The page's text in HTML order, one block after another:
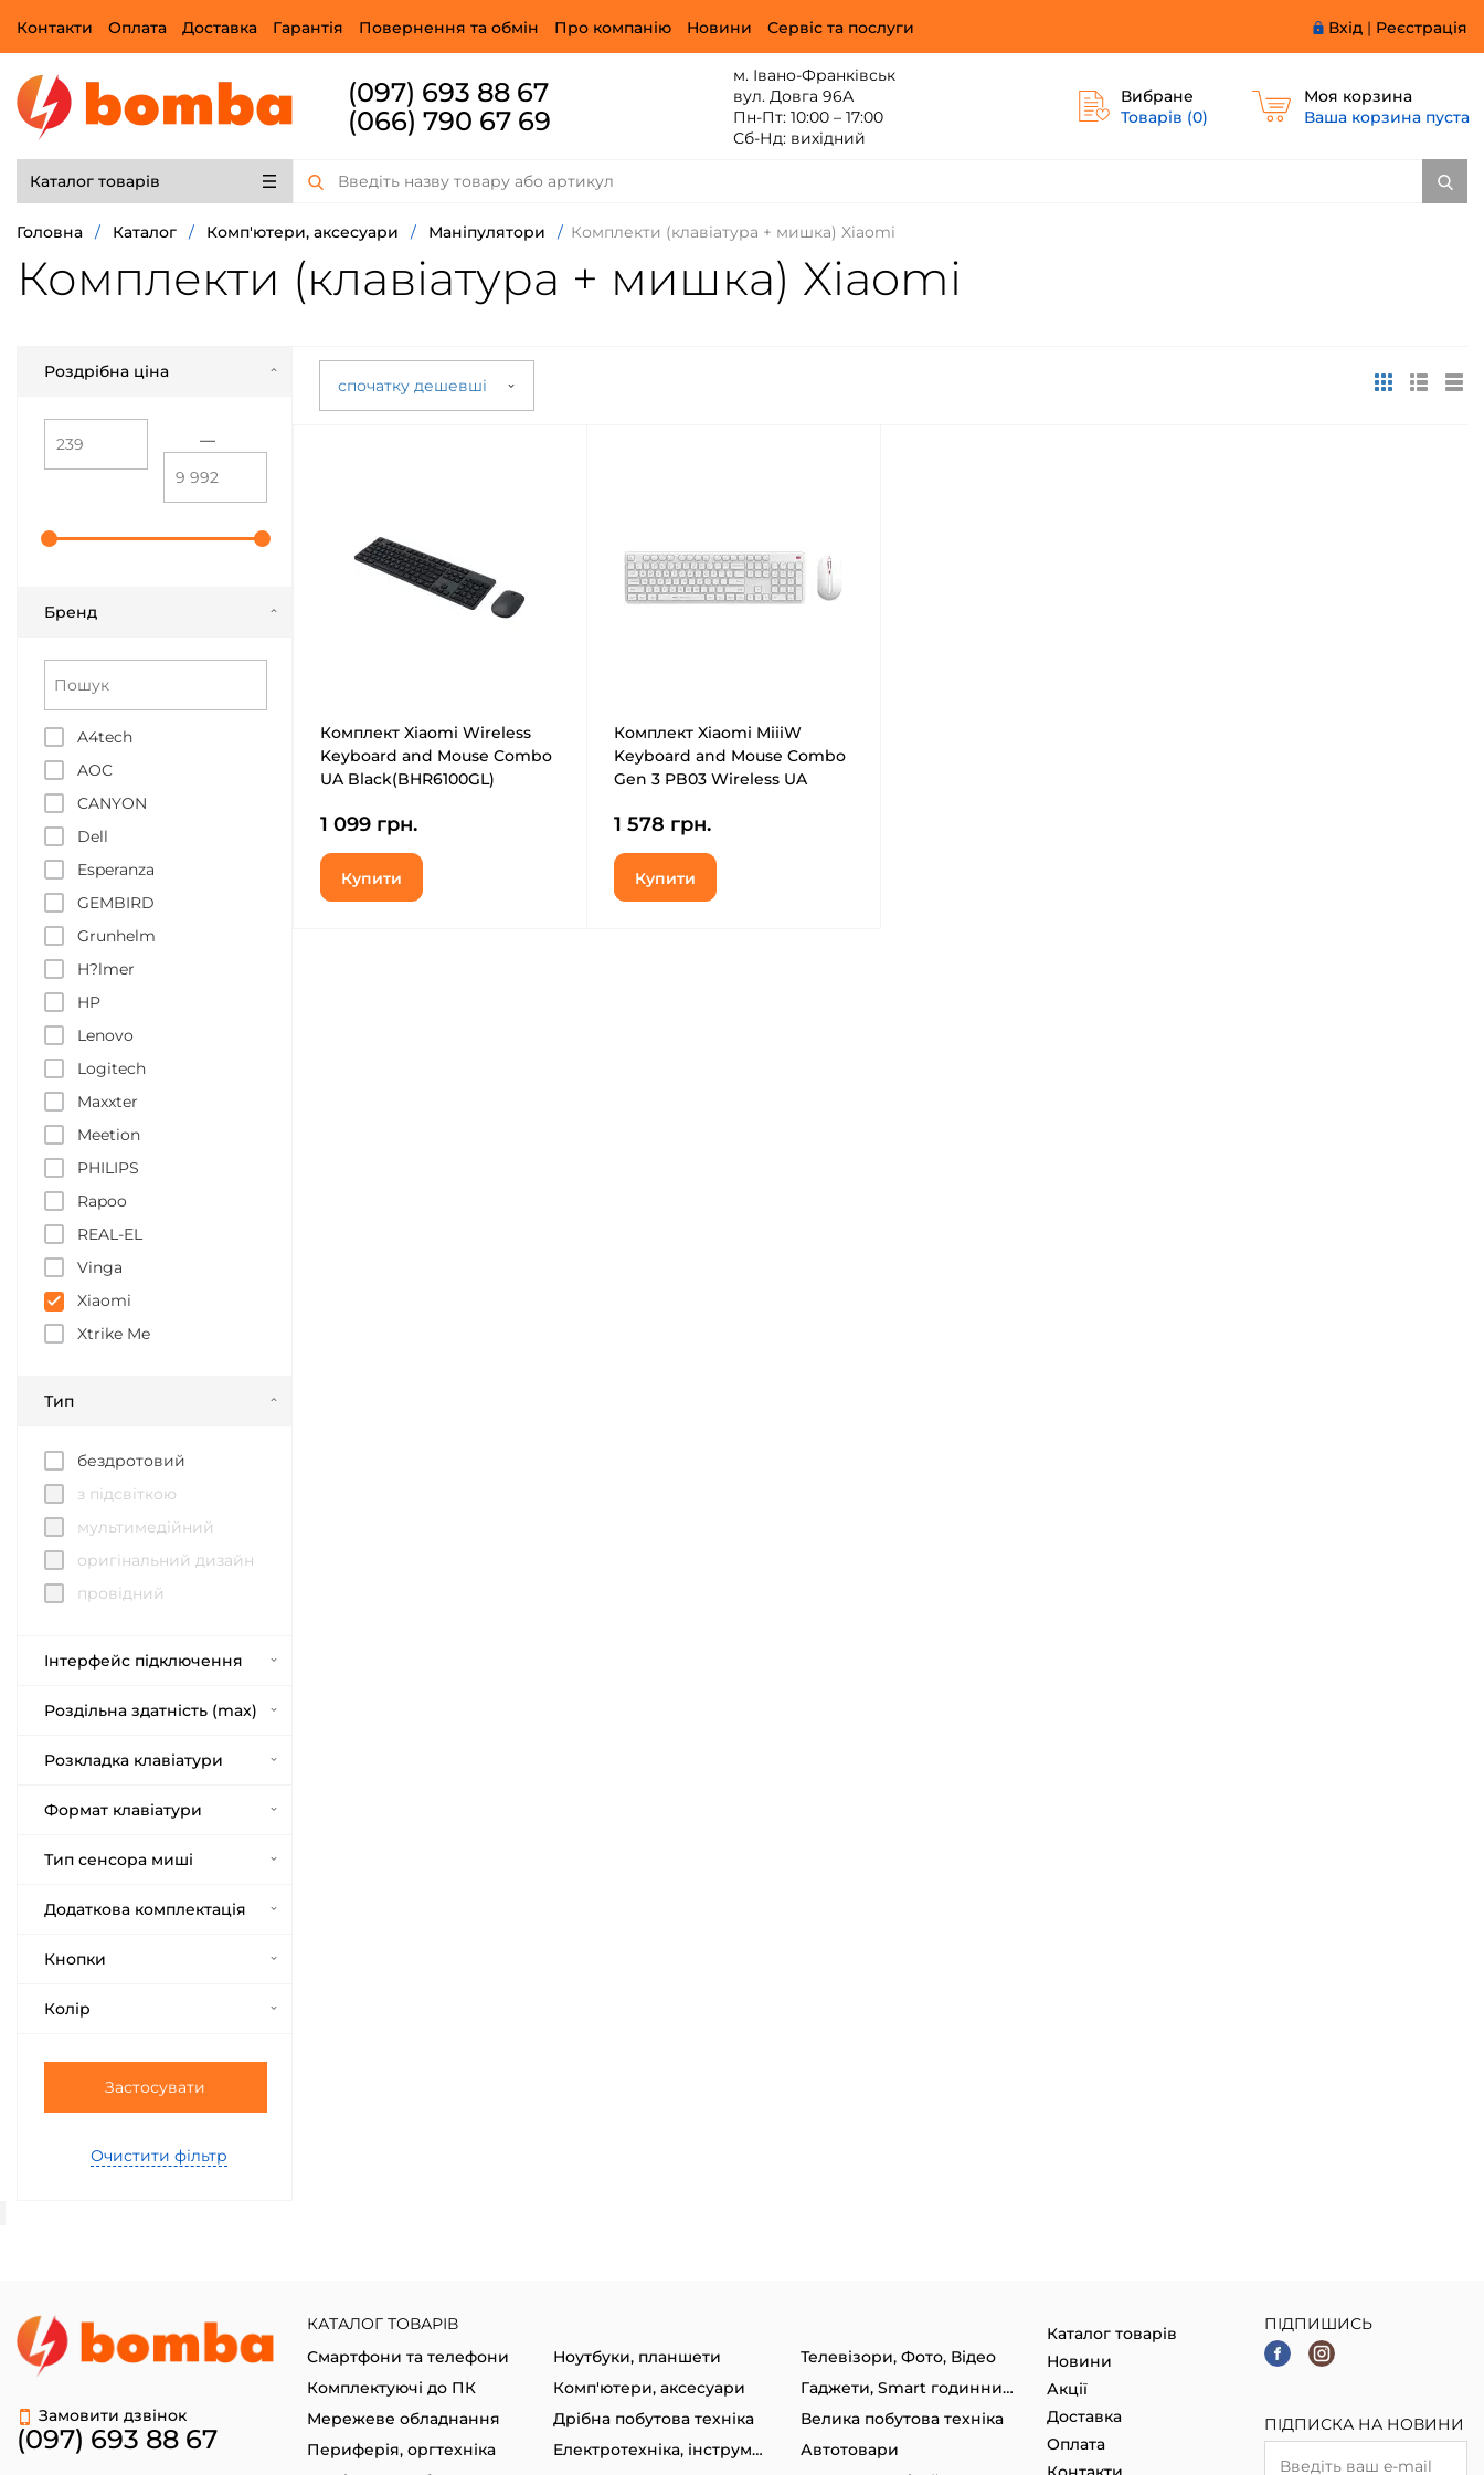
Вхід | Реєстрація
Контакти Оплата Доставка Гарантія Повернення та обмін Про компанію Новини Сервіс та послуги
(097) 693 88 67
(066) 790 67 69
м. Івано-Франківськ
вул. Довга 96А
Пн-Пт: 10:00 – 17:00
Сб-Нд: вихідний
Вибране
Товарів (0)
Моя корзина
Ваша корзина пуста
Каталог товарів
Головна / Каталог / Комп'ютери, аксесуари / Маніпулятори / Комплекти (клавіатура + мишка) Xiaomi
Комплекти (клавіатура + мишка) Xiaomi
спочатку дешевші
Роздрібна ціна
—
Бренд
A4tech
AOC
CANYON
Dell
Esperanza
GEMBIRD
Grunhelm
H?lmer
HP
Lenovo
Logitech
Maxxter
Meetion
PHILIPS
Rapoo
REAL-EL
Vinga
Xiaomi
Xtrike Me
Тип
бездротовий
з підсвіткою
мультимедійний
оригінальний дизайн
провідний
Інтерфейс підключення
Роздільна здатність (max)
Розкладка клавіатури
Формат клавіатури
Тип сенсора миші
Додаткова комплектація
Кнопки
Колір
Застосувати
Очистити фільтр
Комплект Xiaomi Wireless
Keyboard and Mouse Combo
UA Black(BHR6100GL)
1 099 грн.
Купити
Комплект Xiaomi MiiiW
Keyboard and Mouse Combo
Gen 3 PB03 Wireless UA
1 578 грн.
Купити
Замовити дзвінок
(097) 693 88 67
КАТАЛОГ ТОВАРІВ
Смартфони та телефони
Ноутбуки, планшети
Телевізори, Фото, Відео
Комплектуючі до ПК
Комп'ютери, аксесуари
Гаджети, Smart годинники
Мережеве обладнання
Дрібна побутова техніка
Велика побутова техніка
Периферія, оргтехніка
Електротехніка, інструменти
Автотовари
Каталог товарів
Новини
Акції
Доставка
Оплата
ПІДПИШИСЬ
ПІДПИСКА НА НОВИНИ